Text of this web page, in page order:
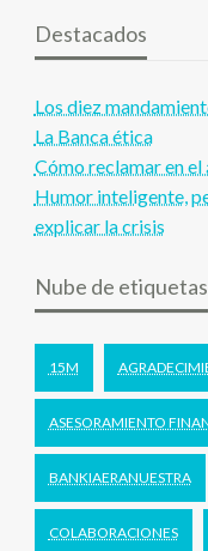
Destacados
Los diez
La Banca ética
Cómo reclamar en
Humor inteligente,
explicar la crisis
Nube de etiquetas
15M
ASESORAMIENTO
BANKIAERANUESTRA
COLABORACIONES